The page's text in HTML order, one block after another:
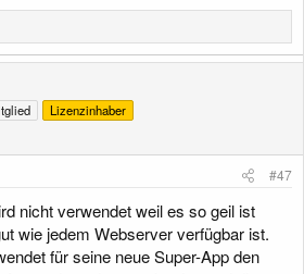
Lizenzinhaber
#47
nicht verwendet weil es so geil ist
wie jedem Webserver verfügbar ist.
für seine neue Super-App den